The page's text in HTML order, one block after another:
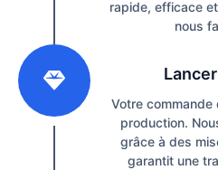
rapide, efficace
nous
Votre commande
production.
grâce à des
garantit une